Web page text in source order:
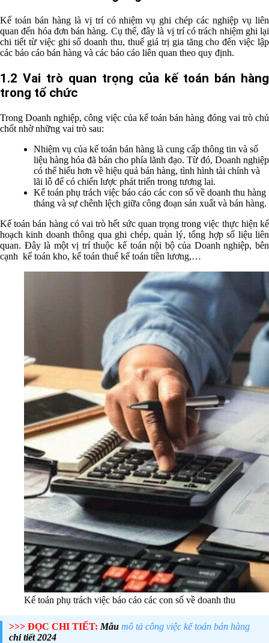
Kế toán bán hàng là vị trí có nhiệm vụ ghi chép các nghiệp vụ liên
quan đến hóa đơn bán hàng. Cụ thể, đây là vị trí có trách nhiệm ghi lại
chi tiết từ việc ghi sổ doanh thu, thuế giá trị gia tăng cho đến việc lập
các báo cáo bán hàng và các báo cáo liên quan theo quy định.
1.2 Vai trò quan trọng của kế toán bán hàng
trong tổ chức
Trong Doanh nghiệp, công việc của kế toán bán hàng đóng vai trò chủ
chốt nhờ những vai trò sau:
Nhiệm vụ của kế toán bán hàng là cung cấp thông tin và số
liệu hàng hóa đã bán cho phía lãnh đạo. Từ đó, Doanh nghiệp
có thể hiểu hơn về hiệu quả bán hàng, tình hình tài chính và
lãi lỗ để có chiến lược phát triển trong tương lai.
Kế toán phụ trách việc báo cáo các con số về doanh thu hàng
tháng và sự chênh lệch giữa công đoạn sản xuất và bán hàng.
Kế toán bán hàng có vai trò hết sức quan trọng trong việc thực hiện kế
hoạch kinh doanh thông qua ghi chép, quản lý, tổng hợp số liệu liên
quan. Đây là một vị trí thuộc kế toán nội bộ của Doanh nghiệp, bên
cạnh kế toán kho, kế toán thuế kế toán tiền lương,…
Kế toán phụ trách việc báo cáo các con số về doanh thu
>>> ĐỌC CHI TIẾT: Mẫu mô tả công việc kế toán bán hàng
chi tiết 2024